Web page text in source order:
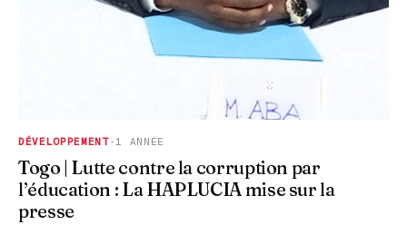
DÉVELOPPEMENT·1 ANNÉE
Togo | Lutte contre la corruption par
l’éducation : La HAPLUCIA mise sur la
presse